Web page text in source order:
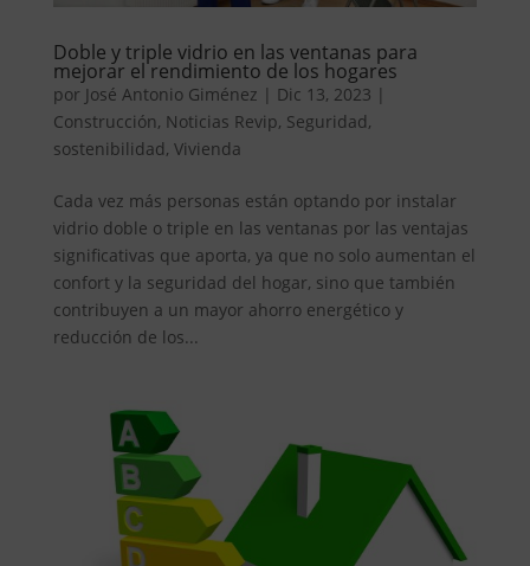
Doble y triple vidrio en las ventanas para
mejorar el rendimiento de los hogares
por José Antonio Giménez | Dic 13, 2023 |
Construcción, Noticias Revip, Seguridad,
sostenibilidad, Vivienda
Cada vez más personas están optando por instalar
vidrio doble o triple en las ventanas por las ventajas
significativas que aporta, ya que no solo aumentan el
confort y la seguridad del hogar, sino que también
contribuyen a un mayor ahorro energético y
reducción de los...